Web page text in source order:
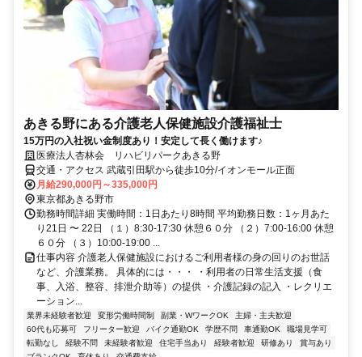
あきる野にある介護老人保健施設介護福祉士
15万円の入社祝い金制度あり！安定して長く働けます♪
医療法人杏林会 リハビリパークあきる野
交通・アクセス 武蔵引田駅から徒歩10分/イオンモール正面
月給290,000円～335,000円
東京都あきる野市
勤務時間詳細 実働時間：1日あたり8時間 平均勤務日数：1ヶ月あた
り21日 〜 22日 （１）8:30-17:30 休憩６０分 （２）7:00-16:00 休憩
６０分 （３）10:00-19:00 ...
仕事内容 介護老人保健施設におけるご利用者様の身の回りのお世話
など、介護業務。 具体的には・・・ ・利用者の日常生活支援（食
事、入浴、整容、排泄介助等）の提供 ・介護記録の記入 ・レクリエ
ーション...
業界未経験者歓迎 変形労働時間制 副業・WワークOK
主婦・主夫歓迎
60代も応募可
フリーター歓迎 バイク通勤OK 学歴不問 車通勤OK
職場見学可
転勤なし
経験不問 未経験者歓迎 住宅手当あり 経験者歓迎 研修あり
賞与あり